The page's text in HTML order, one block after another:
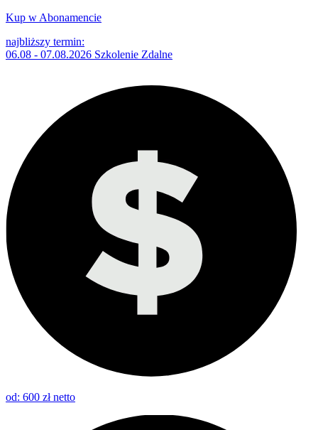
Kup w Abonamencie
najbliższy termin:
06.08 - 07.08.2026 Szkolenie Zdalne
od: 600 zł netto